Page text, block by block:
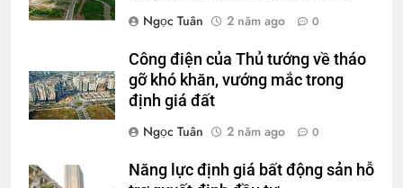
Ngọc Tuân
2 năm ago 0
Công điện của Thủ tướng về tháo
gỡ khó khăn, vướng mắc trong
định giá đất
Ngọc Tuân
2 năm ago 0
Năng lực định giá bất động sản hỗ